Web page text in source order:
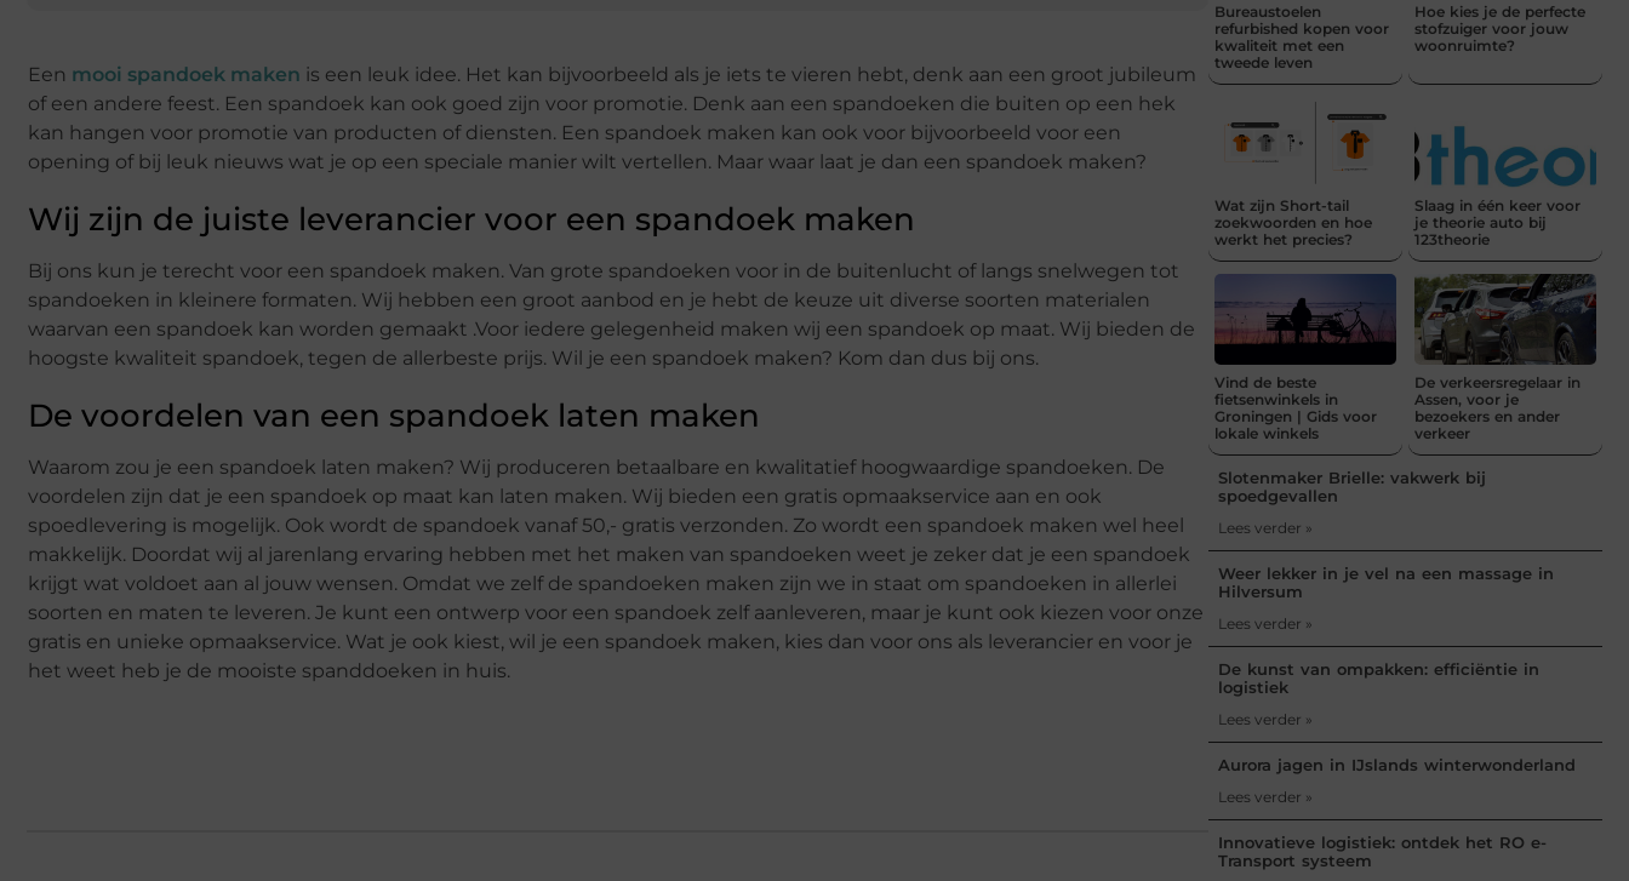
Een mooi spandoek maken is een leuk idee. Het kan bijvoorbeeld als je iets te vieren hebt, denk aan een groot jubileum
of een andere feest. Een spandoek kan ook goed zijn voor promotie. Denk aan een spandoeken die buiten op een hek
kan hangen voor promotie van producten of diensten. Een spandoek maken kan ook voor bijvoorbeeld voor een
opening of bij leuk nieuws wat je op een speciale manier wilt vertellen. Maar waar laat je dan een spandoek maken?
Wij zijn de juiste leverancier voor een spandoek maken
Bij ons kun je terecht voor een spandoek maken. Van grote spandoeken voor in de buitenlucht of langs snelwegen tot
spandoeken in kleinere formaten. Wij hebben een groot aanbod en je hebt de keuze uit diverse soorten materialen
waarvan een spandoek kan worden gemaakt .Voor iedere gelegenheid maken wij een spandoek op maat. Wij bieden de
hoogste kwaliteit spandoek, tegen de allerbeste prijs. Wil je een spandoek maken? Kom dan dus bij ons.
De voordelen van een spandoek laten maken
Waarom zou je een spandoek laten maken? Wij produceren betaalbare en kwalitatief hoogwaardige spandoeken. De
voordelen zijn dat je een spandoek op maat kan laten maken. Wij bieden een gratis opmaakservice aan en ook
spoedlevering is mogelijk. Ook wordt de spandoek vanaf 50,- gratis verzonden. Zo wordt een spandoek maken wel heel
makkelijk. Doordat wij al jarenlang ervaring hebben met het maken van spandoeken weet je zeker dat je een spandoek
krijgt wat voldoet aan al jouw wensen. Omdat we zelf de spandoeken maken zijn we in staat om spandoeken in allerlei
soorten en maten te leveren. Je kunt een ontwerp voor een spandoek zelf aanleveren, maar je kunt ook kiezen voor onze
gratis en unieke opmaakservice. Wat je ook kiest, wil je een spandoek maken, kies dan voor ons als leverancier en voor je
het weet heb je de mooiste spanddoeken in huis.
Bureaustoelen
refurbished kopen voor
kwaliteit met een
tweede leven
Hoe kies je de perfecte
stofzuiger voor jouw
woonruimte?
Wat zijn Short-tail
zoekwoorden en hoe
werkt het precies?
Slaag in één keer voor
je theorie auto bij
123theorie
Vind de beste
fietsenwinkels in
Groningen | Gids voor
lokale winkels
De verkeersregelaar in
Assen, voor je
bezoekers en ander
verkeer
Slotenmaker Brielle: vakwerk bij
spoedgevallen
Lees verder »
Weer lekker in je vel na een massage in
Hilversum
Lees verder »
De kunst van ompakken: efficiëntie in
logistiek
Lees verder »
Aurora jagen in IJslands winterwonderland
Lees verder »
Innovatieve logistiek: ontdek het RO e-
Transport systeem